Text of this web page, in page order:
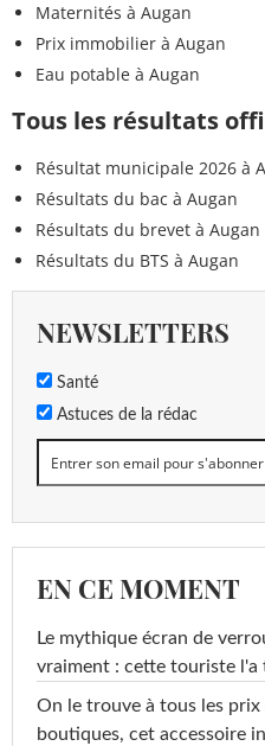
Maternités à Augan
Prix immobilier à Augan
Eau potable à Augan
Tous les résultats
Résultat municipale 2026 à
Résultats du bac à Augan
Résultats du brevet à Augan
Résultats du BTS à Augan
NEWSLETTERS
Santé
Astuces de la rédac
EN CE MOMENT
Le mythique écran de
vraiment : cette touriste l'a
On le trouve à tous les
boutiques, cet accessoire